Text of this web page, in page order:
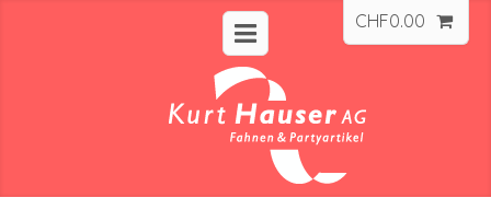
CHF0.00